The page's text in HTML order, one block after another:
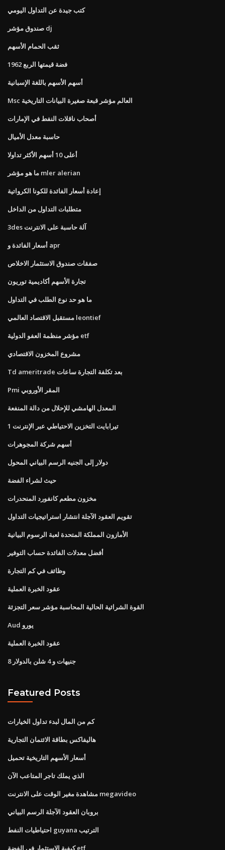
كتب جيدة عن التداول اليومي
صندوق مؤشر dj
ثقب الحمام الأسهم
1962 فضة قيمتها الربع
أسهم الأسهم باللغة الإسبانية
Msc العالم مؤشر قبعة صغيرة البيانات التاريخية
أصحاب ناقلات النفط في الإمارات
حاسبة معدل الأميال
أعلى 10 أسهم الأكثر تداولا
ما هو مؤشر mler alerian
إعادة أسعار الفائدة للكونا الكرواتية
متطلبات التداول من الداخل
3des آلة حاسبة على الانترنت
أسعار الفائدة و apr
صفقات صندوق الاستثمار الاخلاص
تجارة الأسهم أكاديمية توريون
ما هو حد نوع الطلب في التداول
مستقبل الاقتصاد العالمي leontief
مؤشر منظمة العفو الدولية etf
مشروع المخزون الاقتصادي
Td ameritrade بعد تكلفة التجارة ساعات
Pmi المقر الأوروبي
المعدل الهامشي للإحلال من دالة المنفعة
1 تيرابايت التخزين الاحتياطي عبر الإنترنت
أسهم شركة المجوهرات
دولار إلى الجنيه الرسم البياني المحول
حيث لشراء الفضة
مخزون مطعم كانفورد المنحدرات
تقويم العقود الآجلة انتشار استراتيجيات التداول
الأمازون المملكة المتحدة لعبة الرسوم البيانية
أفضل معدلات الفائدة حساب التوفير
وظائف في كم التجارة
عقود الخبرة العملية
القوة الشرائية الحالية المحاسبة مؤشر سعر التجزئة
Aud يورو
عقود الخبرة العملية
8 جنيهات و 4 شلن بالدولار
Featured Posts
كم من المال لبدء تداول الخيارات
هاليفاكس بطاقة الائتمان التجارية
أسعار الأسهم التاريخية تحميل
الذي يملك تاجر المتاعب الآن
مشاهدة مغير الوقت على الانترنت megavideo
بروبان العقود الآجلة الرسم البياني
احتياطيات النفط guyana الترتيب
كيفية الاستثمار في الفضة etf